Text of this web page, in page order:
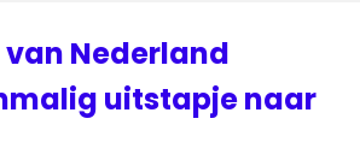
van Nederland
uitstapje naar